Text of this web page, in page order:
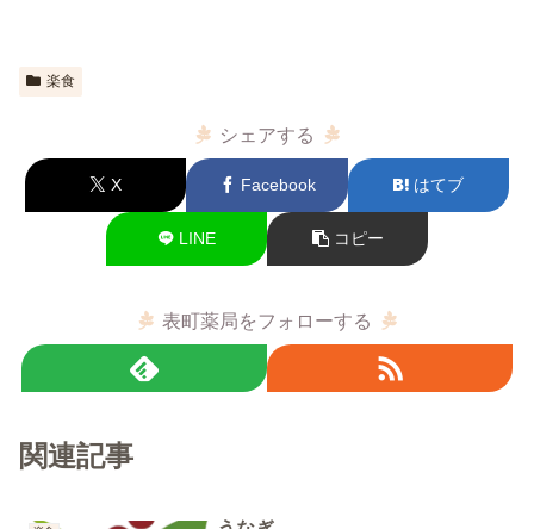
楽食
シェアする
X Facebook はてブ
LINE コピー
表町薬局をフォローする
関連記事